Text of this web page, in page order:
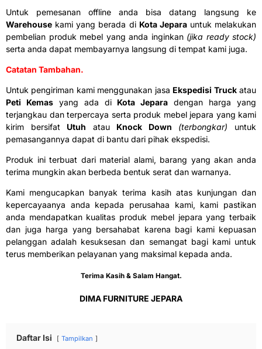
Untuk pemesanan offline anda bisa datang langsung ke
Warehouse kami yang berada di Kota Jeparauntuk melakukan
pembelian produk mebel yang anda inginkan (jika ready stock)
serta anda dapat membayarnya langsung di tempat kami juga.
Catatan Tambahan.
Untuk pengiriman kami menggunakan jasa Ekspedisi Truckatau
Peti Kemasyang ada di Kota Jepara dengan harga yang
terjangkau dan terpercaya serta produk mebel jepara yang kami
kirim bersifat Utuh atau Knock Down (terbongkar) untuk
pemasangannya dapat di bantu dari pihak ekspedisi.
Produk ini terbuat dari material alami, barang yang akan anda
terima mungkin akan berbeda bentuk serat dan warnanya.
Kami mengucapkan banyak terima kasih atas kunjungan dan
kepercayaanya anda kepada perusahaa kami, kami pastikan
anda mendapatkan kualitas produk mebel jepara yang terbaik
dan juga harga yang bersahabat karena bagi kami kepuasan
pelanggan adalah kesuksesan dan semangat bagi kami untuk
terus memberikan pelayanan yang maksimal kepada anda.
Terima Kasih & Salam Hangat.
DIMA FURNITURE JEPARA
Daftar Isi Tampilkan